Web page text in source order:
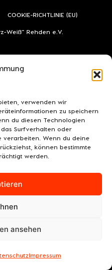
verwenden wir
zu speichern
du diesen Technologien
Surfverhalten oder
verarbeiten. Wenn du deine
können bestimmte
werden.
ansehen
Impressum
COOKIE-RICHTLINIE (EU)
Weiß" Rehden e.V.